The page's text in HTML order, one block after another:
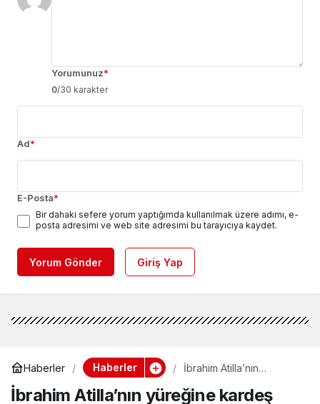
Yorumunuz*
0/30 karakter
Ad*
E-Posta*
Bir dahaki sefere yorum yaptığımda kullanılmak üzere adımı, e-
posta adresimi ve web site adresimi bu tarayıcıya kaydet.
Yorum Gönder Giriş Yap
Haberler Haberler
İbrahim Atilla’nın
düştü, Yusuf Atilla’dan acı
İbrahim Atilla’nın yüreğine kardeş